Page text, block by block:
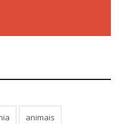
animais